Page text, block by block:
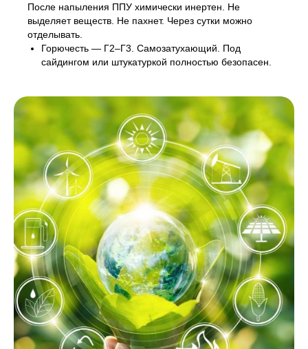
После напыления ППУ химически инертен. Не
выделяет веществ. Не пахнет. Через сутки можно
отделывать.
Горючесть — Г2–Г3. Самозатухающий. Под
сайдингом или штукатуркой полностью безопасен.